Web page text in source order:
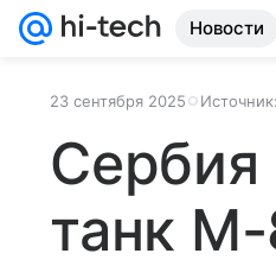
Новости
23 сентября 2025 Источник:
Сербия
танк